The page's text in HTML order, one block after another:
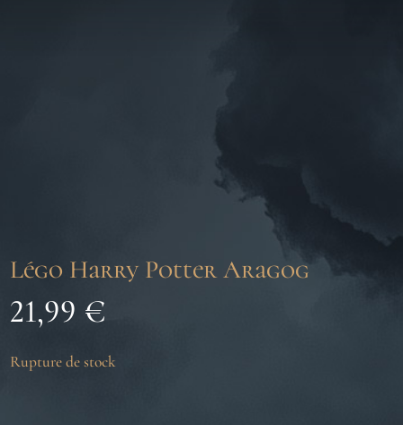
Légo Harry Potter Aragog
21,99 €
Rupture de stock